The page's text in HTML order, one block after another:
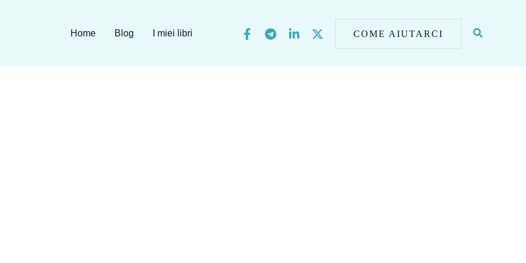
Home Blog I miei libri COME AIUTARCI